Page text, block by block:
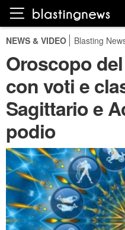
NEWS & VIDEO Blasting
Oroscopo
con voti e
Sagittario e
podio